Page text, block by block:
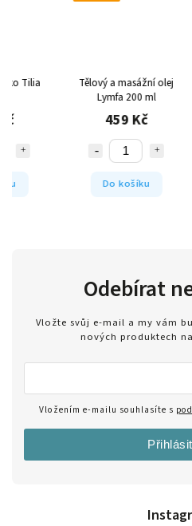
Tělový a masážní olej
Lymfa 200 ml
Odebírat
Vložte svůj e-mail a my vám
nových produktech
Vložením e-mailu souhlasíte s